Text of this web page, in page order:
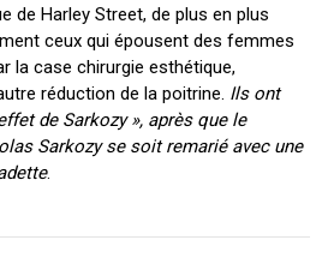
de Harley Street, de plus en plus
ceux qui épousent des femmes
la case chirurgie esthétique,
réduction de la poitrine. Ils ont
de Sarkozy », après que le
Sarkozy se soit remarié avec une
.